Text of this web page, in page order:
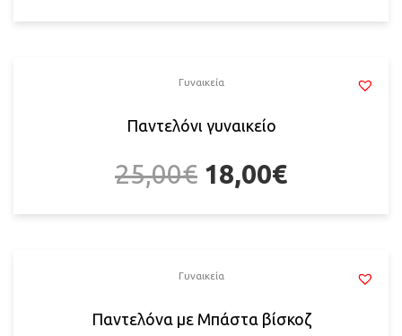
Γυναικεία
Παντελόνι γυναικείο
25,00€ 18,00€
Γυναικεία
Παντελόνα με Μπάστα βίσκοζ